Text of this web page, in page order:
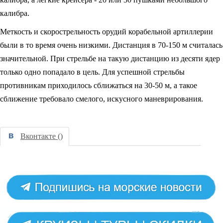
калибра.
Меткость и скорострельность орудий корабельной артиллерии
были в то время очень низкими. Дистанция в 70-150 м считалась
значительной. При стрельбе на такую дистанцию из десяти ядер
только одно попадало в цель. Для успешной стрельбы
противникам приходилось сближаться на 30-50 м, а такое
сближение требовало смелого, искусного маневрирования.
Вконтакте ()